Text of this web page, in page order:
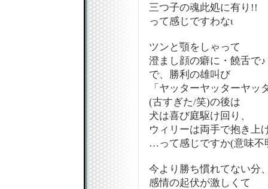
三つ子の魂此処に有り!!
って感じですわなι
ツンと顎をしゃって
澄まし顔の癖に・饒舌で♪
で、勝利の雄叫び
「ヤッターヤッターヤッ
(古すぎた/笑)の後は
犬は喜び庭駆け回り、
ウィリーは両手で抱き上
…って感じですか(意味不
今より勝ち慣れてない分
感情の起伏が激しくて